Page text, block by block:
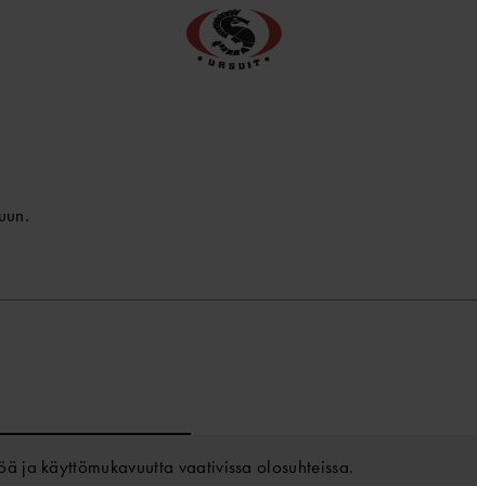
ja käyttömukavuutta vaativissa olosuhteissa.